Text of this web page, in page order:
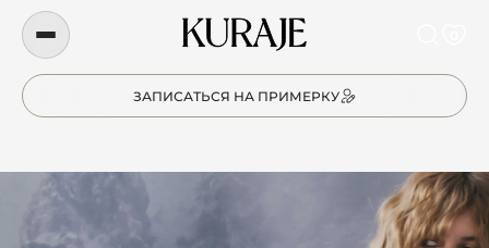
ЗАПИСАТЬСЯ НА ПРИМЕРКУ